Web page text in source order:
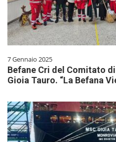
7 Gennaio 2025
Befane Cri del Comitato
Gioia Tauro. “La Befana